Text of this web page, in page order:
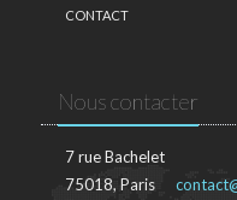
CONTACT
Nous contacter
7 rue Bachelet
75018, Paris